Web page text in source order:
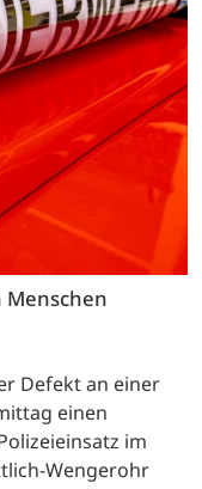
Defekt an einer
einen
im
Wengerohr